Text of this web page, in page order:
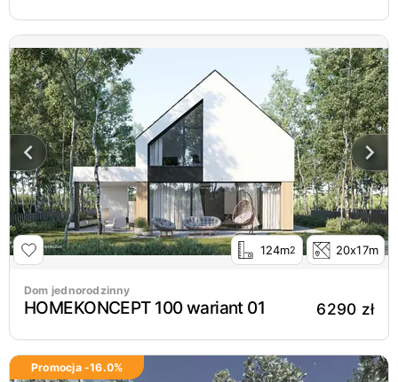
124m2 20x17m
Dom jednorodzinny
HOMEKONCEPT 100 wariant 01 6290 zł
Promocja -16.0%